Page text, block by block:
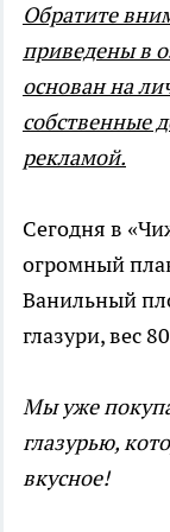
Обратите
приведены в
основан на
собственные
рекламой.
Сегодня в
огромный
Ванильный
глазури, вес
Мы уже
глазурью,
вкусное!